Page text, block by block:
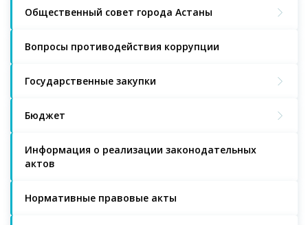
Общественный совет города Астаны
Вопросы противодействия коррупции
Государственные закупки
Бюджет
Информация о реализации законодательных
актов
Нормативные правовые акты